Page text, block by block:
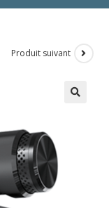
Produit suivant